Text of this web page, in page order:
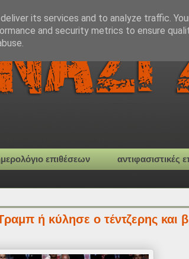
επιθέσεων αντιφασιστικές
ή κύλησε ο τέντζερης και
its services and to analyze traffic.
and security metrics to ensure